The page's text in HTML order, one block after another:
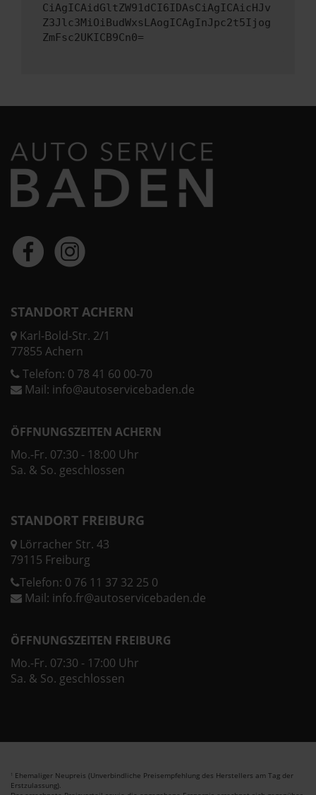
CiAgICAidGltZW91dCI6IDAsCiAgICAicHJv
Z3Jlc3MiOiBudWxsLAogICAgInJpc2t5Ijog
ZmFsc2UKICB9Cn0=
STANDORT ACHERN
Karl-Bold-Str. 2/1
77855 Achern
Telefon: 0 78 41 60 00-70
Mail: info@autoservicebaden.de
ÖFFNUNGSZEITEN ACHERN
Mo.-Fr. 07:30 - 18:00 Uhr
Sa. & So. geschlossen
STANDORT FREIBURG
Lörracher Str. 43
79115 Freiburg
Telefon: 0 76 11 37 32 25 0
Mail: info.fr@autoservicebaden.de
ÖFFNUNGSZEITEN FREIBURG
Mo.-Fr. 07:30 - 17:00 Uhr
Sa. & So. geschlossen
1 Ehemaliger Neupreis (Unverbindliche Preisempfehlung des Herstellers am Tag der
Erstzulassung).